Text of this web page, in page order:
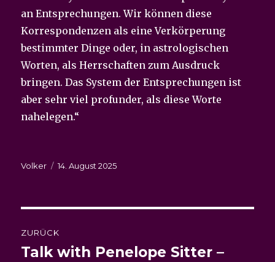
an Entsprechungen. Wir können diese
Korrespondenzen als eine Verkörperung
bestimmter Dinge oder, in astrologischen
Worten, als Herrschaften zum Ausdruck
bringen. Das System der Entsprechungen ist
aber sehr viel profunder, als diese Worte
nahelegen.“
Autor
Volker
Veröffentlicht
14. August 2025
ZURÜCK
Vorheriger
Talk with Penelope Sitter –